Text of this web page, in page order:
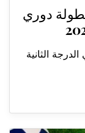
بطولة دوري
الثانية